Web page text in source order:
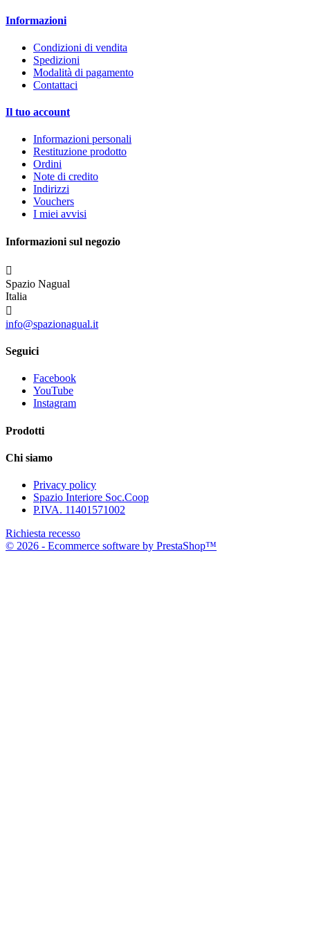
Informazioni
Condizioni di vendita
Spedizioni
Modalità di pagamento
Contattaci
Il tuo account
Informazioni personali
Restituzione prodotto
Ordini
Note di credito
Indirizzi
Vouchers
I miei avvisi
Informazioni sul negozio

Spazio Nagual
Italia

info@spazionagual.it
Seguici
Facebook
YouTube
Instagram
Prodotti
Chi siamo
Privacy policy
Spazio Interiore Soc.Coop
P.IVA. 11401571002
Richiesta recesso
© 2026 - Ecommerce software by PrestaShop™